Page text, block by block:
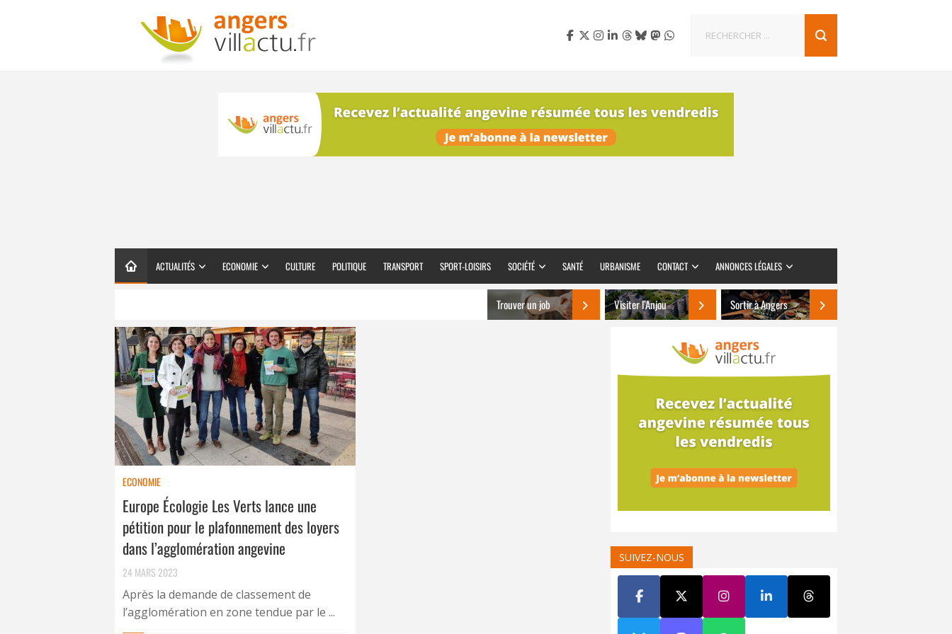
ACTUALITÉS ECONOMIE CULTURE POLITIQUE TRANSPORT SPORT-LOISIRS SOCIÉTÉ SANTÉ URBANISME CONTACT ANNONCES LÉGALES
Trouver un job Visiter l’Anjou Sortir à Angers
ECONOMIE
Europe Écologie Les Verts lance une
pétition pour le plafonnement des loyers
dans l’agglomération angevine
24 MARS 2023
Après la demande de classement de
l’agglomération en zone tendue par le ...
SUIVEZ-NOUS